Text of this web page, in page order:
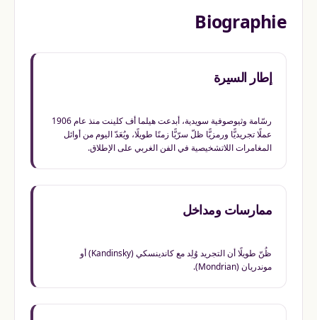
Biographie
إطار السيرة
رسّامة وثيوصوفية سويدية، أبدعت هيلما أف كلينت منذ عام 1906
عملًا تجريديًّا ورمزيًّا ظلّ سرّيًّا زمنًا طويلًا، ويُعَدّ اليوم من أوائل
المغامرات اللاتشخيصية في الفن الغربي على الإطلاق.
ممارسات ومداخل
ظُنّ طويلًا أن التجريد وُلِد مع كاندينسكي (Kandinsky) أو
موندريان (Mondrian).